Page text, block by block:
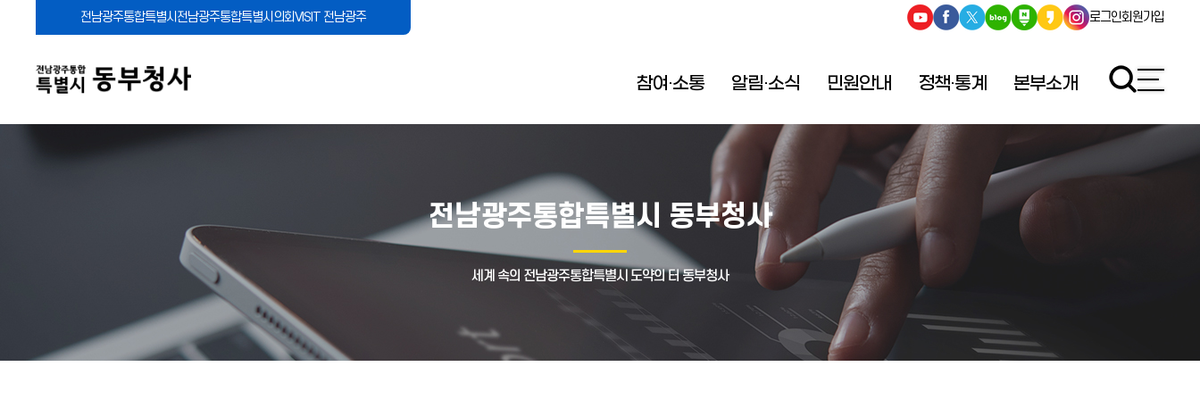
전남광주통합특별시 전남광주통합특별시의회VISIT 전남광주 로그인회원가입
참여·소통 알림·소식 민원안내 정책·통계 본부소개
전남광주통합특별시 동부청사
세계 속의 전남광주통합특별시 도약의 터 동부청사